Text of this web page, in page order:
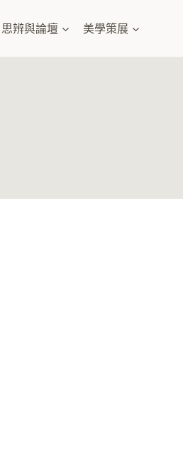
思辨與論壇 美學策展